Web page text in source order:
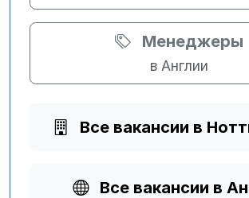
Менеджеры
в Англии
Все вакансии в
Все вакансии в